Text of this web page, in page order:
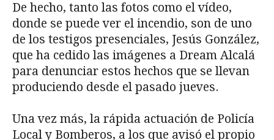
De hecho, tanto las fotos como el vídeo,
donde se puede ver el incendio, son de uno
de los testigos presenciales, Jesús González,
que ha cedido las imágenes a Dream Alcalá
para denunciar estos hechos que se llevan
produciendo desde el pasado jueves.
Una vez más, la rápida actuación de Policía
Local y Bomberos, a los que avisó el propio